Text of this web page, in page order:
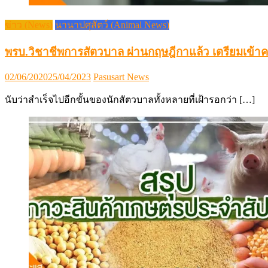
ข่าว (News) นานาปศุสัตว์ (Animal News)
พรบ.วิชาชีพการสัตวบาล ผ่านกฤษฎีกาแล้ว เตรียมเข้า
Posted
02/06/202025/04/2023 Author
Pasusart News
นับว่าสำเร็จไปอีกขั้นของนักสัตวบาลทั้งหลายที่เฝ้ารอกว่า […]